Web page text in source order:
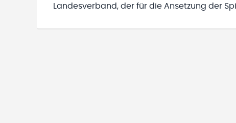
Landesverband, der für die Ansetzung der